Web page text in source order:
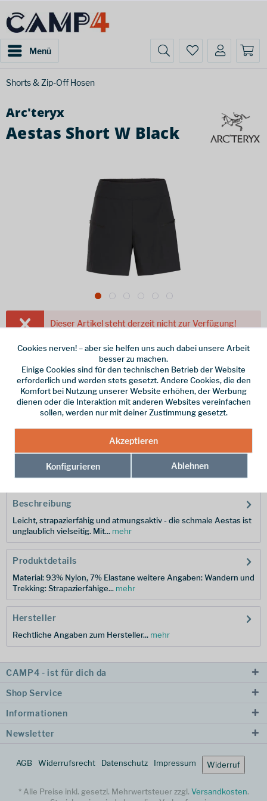
Menü
Shorts & Zip-Off Hosen
Arc'teryx
Aestas Short W Black
Dieser Artikel steht derzeit nicht zur Verfügung!
80,00 € *
inkl. MwSt. / Versandkostenfrei!
Größe
Größentabelle >
Hersteller-Nr.: X000007095031-10
Beschreibung
Leicht, strapazierfähig und atmungsaktiv - die schmale Aestas ist
unglaublich vielseitig. Mit... mehr
Produktdetails
Material: 93% Nylon, 7% Elastane weitere Angaben: Wandern und
Trekking: Strapazierfähige... mehr
Hersteller
Rechtliche Angaben zum Hersteller... mehr
CAMP4 - ist für dich da
Shop Service
Informationen
Newsletter
AGB Widerrufsrecht Datenschutz Impressum Widerruf
* Alle Preise inkl. gesetzl. Mehrwertsteuer zzgl. Versandkosten.
Cookies nerven! – aber sie helfen uns auch dabei unsere Arbeit
besser zu machen.
Einige Cookies sind für den technischen Betrieb der Website
erforderlich und werden stets gesetzt. Andere Cookies, die den
Komfort bei Nutzung unserer Website erhöhen, der Werbung
dienen oder die Interaktion mit anderen Websites vereinfachen
sollen, werden nur mit deiner Zustimmung gesetzt.
Akzeptieren
Konfigurieren Ablehnen